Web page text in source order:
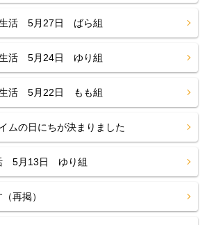
生活 5月27日 ばら組
生活 5月24日 ゆり組
生活 5月22日 もも組
ムの日にちが決まりました
5月13日 ゆり組
再掲）